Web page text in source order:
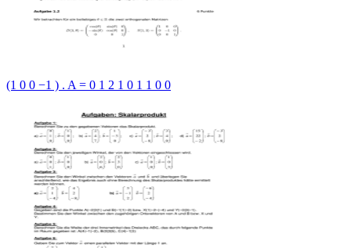
(1 0 0 −1 ) . A = 0 1 2 1 0 1 1 0 0